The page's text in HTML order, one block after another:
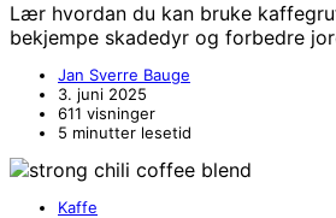
Lær hvordan du kan bruke
bekjempe skadedyr og forbedre
Jan Sverre Bauge
3. juni 2025
611 visninger
5 minutter lesetid
Kaffe